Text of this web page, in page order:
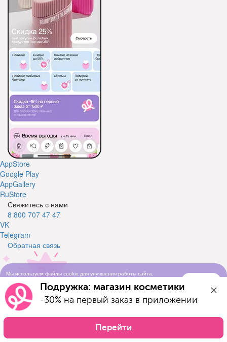
AppStore
Google Play
AppGallery
RuStore
Свяжитесь с нами
8 800 707 47 47
VK
Telegram
Обратная связь
Свяжитесь с нами
Оставьте свой телефон и мы вам перезвоним
Телефон
Отправить заявку
Мы используем файлы cookie для улучшения работы сайта.
использования cookie-файловПодружка: магазин косметики
-30% на первый заказ в приложении
Перейти